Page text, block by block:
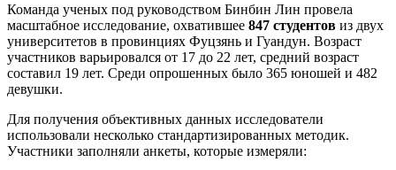
Команда ученых под руководством Бинбин Лин провела
масштабное исследование, охватившее 847 студентов из двух
университетов в провинциях Фуцзянь и Гуандун. Возраст
участников варьировался от 17 до 22 лет, средний возраст
составил 19 лет. Среди опрошенных было 365 юношей и 482
девушки.
Для получения объективных данных исследователи
использовали несколько стандартизированных методик.
Участники заполняли анкеты, которые измеряли: